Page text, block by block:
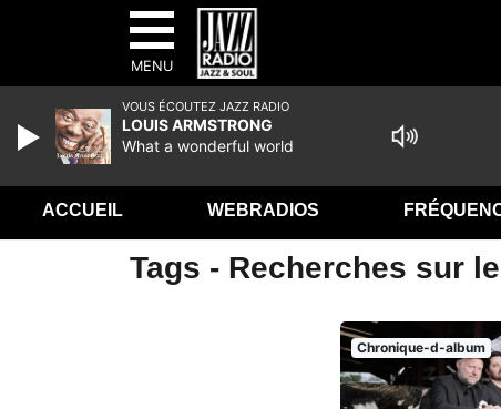
MENU
ACCUEIL WEBRADIOS
Tags - Recherches sur
Chronique-d-album
VOUS ÉCOUTEZ JAZZ RADIO
LOUIS ARMSTRONG
What a wonderful world